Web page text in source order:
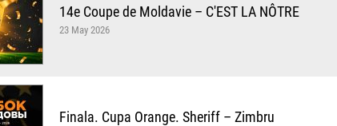
14e Coupe de Moldavie – C'EST LA NÔTRE
23 May 2026
Finala. Cupa Orange. Sheriff – Zimbru